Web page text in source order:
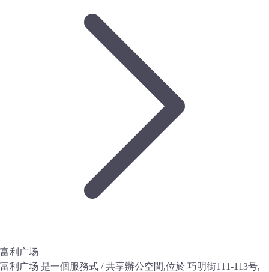
富利广场
富利广场 是一個服務式 / 共享辦公空間,位於 巧明街111-113号,